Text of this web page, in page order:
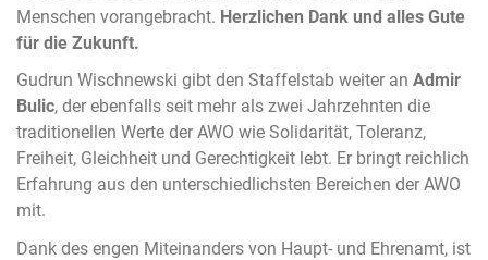
Menschen vorangebracht. Herzlichen Dank und alles Gute
für die Zukunft.
Gudrun Wischnewski gibt den Staffelstab weiter an Admir
Bulic, der ebenfalls seit mehr als zwei Jahrzehnten die
traditionellen Werte der AWO wie Solidarität, Toleranz,
Freiheit, Gleichheit und Gerechtigkeit lebt. Er bringt reichlich
Erfahrung aus den unterschiedlichsten Bereichen der AWO
mit.
Dank des engen Miteinanders von Haupt- und Ehrenamt, ist